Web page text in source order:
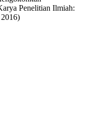
Penelitian Ilmiah: